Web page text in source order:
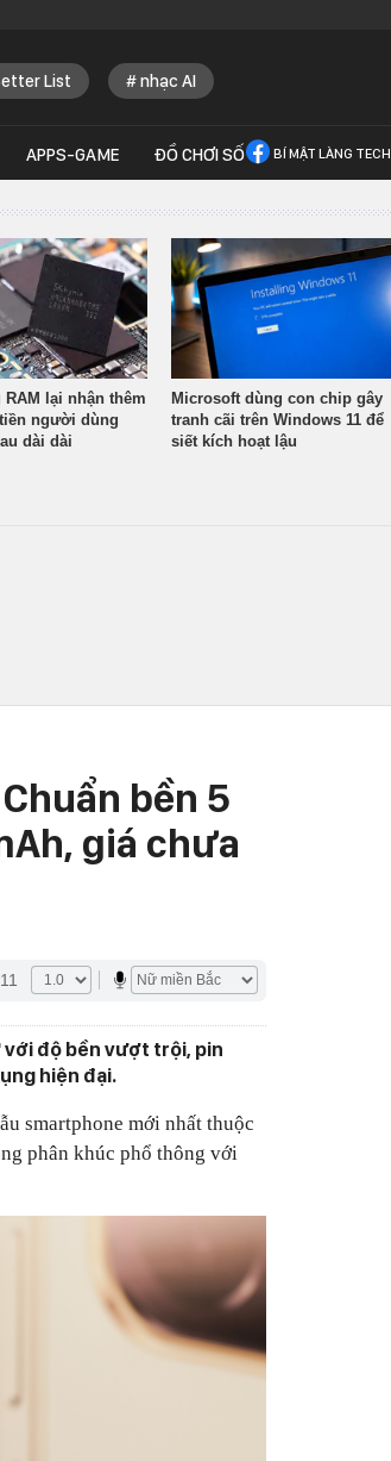
List nhạc AI
APPS-GAME ĐỒ CHƠI SỐ BÍ MẬT LÀNG TECH
lại nhận thêm
người dùng
dài dài
Microsoft dùng con chip gây
tranh cãi trên Windows 11 để
siết kích hoạt lậu
bền 5
giá chưa
với độ bền vượt trội, pin
hiện đại.
smartphone mới nhất thuộc
phân khúc phổ thông với